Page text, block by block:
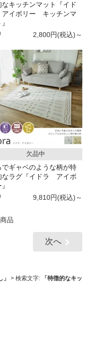
なキッチンマット『イド
イボリー キッチンマ
2,800円(税込)～
欠品中
でギャベのような柄が特
なラグ『イドラ アイボ
9,810円(税込)～
商品
次へ
」 > 検索文字:
「特徴的なキッ